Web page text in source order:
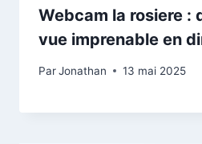
Webcam la rosiere :
vue imprenable en
ParJonathan 13 mai 2025